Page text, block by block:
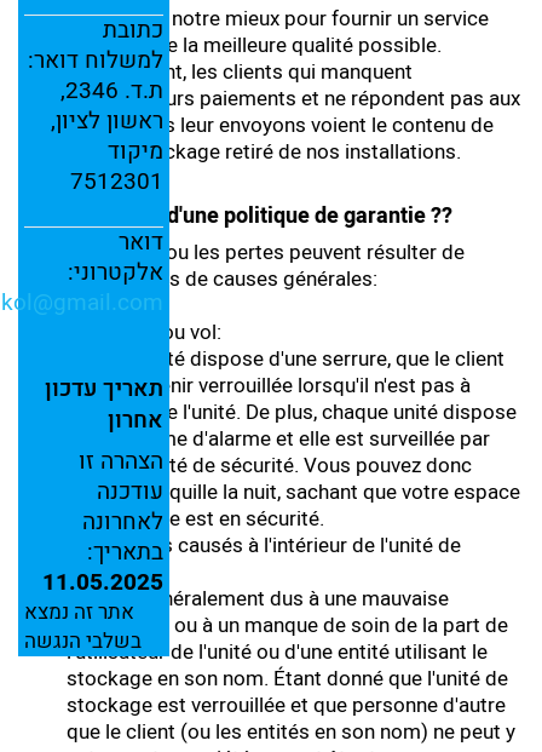
כתובת
למשלוח דואר:
ת.ד. 2346,
ראשון לציון,
מיקוד
7512301
דואר
אלקטרוני:
gmail.com
תאריך עדכון
אחרון
הצהרה זו
עודכנה
לאחרונה
בתאריך:
11.05.2025
אתר זה נמצא
בשלבי הנגשה
Nous faisons de notre mieux pour fournir un service
d'entreposage de la meilleure qualité possible.
Malheureusement, les clients qui manquent
régulièrement leurs paiements et ne répondent pas aux
rappels que nous leur envoyons voient le contenu de
leur unité de stockage retiré de nos installations.
Disposez-vous d'une politique de garantie ??
Les dommages ou les pertes peuvent résulter de
quatre catégories de causes générales:
Effraction ou vol:
Chaque unité dispose d'une serrure, que le client
doit maintenir verrouillée lorsqu'il n'est pas à
l'intérieur de l'unité. De plus, chaque unité dispose
d'un système d'alarme et elle est surveillée par
notre société de sécurité. Vous pouvez donc
dormir tranquille la nuit, sachant que votre espace
de stockage est en sécurité.
Dommages causés à l'intérieur de l'unité de
stockage
Ils sont généralement dus à une mauvaise
disposition ou à un manque de soin de la part de
l'utilisateur de l'unité ou d'une entité utilisant le
stockage en son nom. Étant donné que l'unité de
stockage est verrouillée et que personne d'autre
que le client (ou les entités en son nom) ne peut y